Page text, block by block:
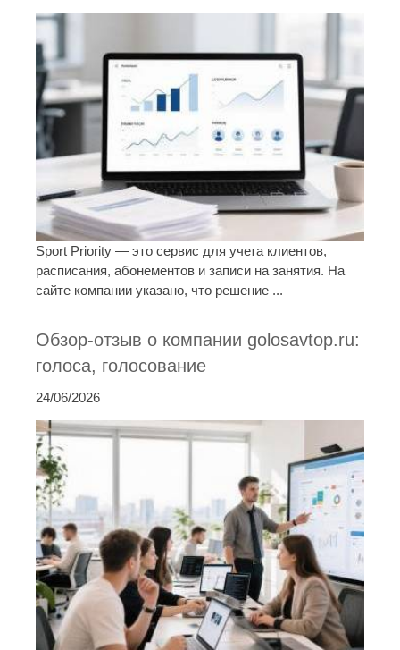
Sport Priority — это сервис для учета клиентов,
расписания, абонементов и записи на занятия. На
сайте компании указано, что решение ...
Обзор-отзыв о компании golosavtop.ru:
голоса, голосование
24/06/2026